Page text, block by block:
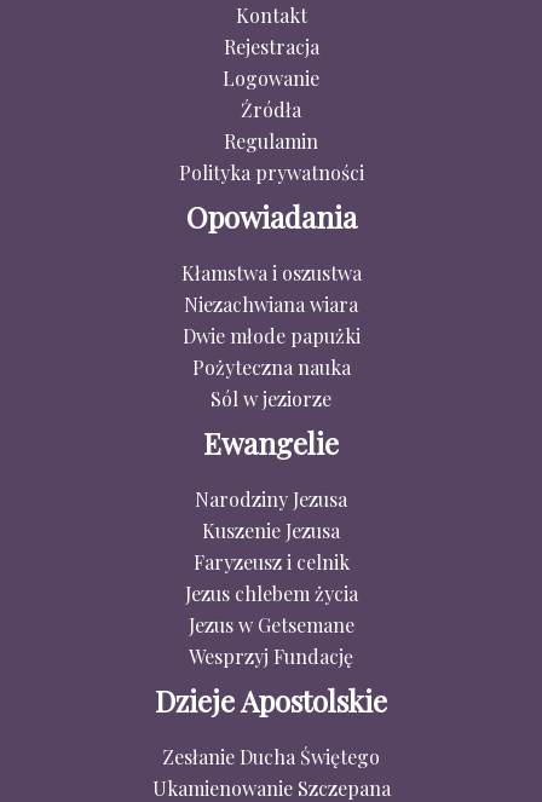
Kontakt
Rejestracja
Logowanie
Źródła
Regulamin
Polityka prywatności
Opowiadania
Kłamstwa i oszustwa
Niezachwiana wiara
Dwie młode papużki
Pożyteczna nauka
Sól w jeziorze
Ewangelie
Narodziny Jezusa
Kuszenie Jezusa
Faryzeusz i celnik
Jezus chlebem życia
Jezus w Getsemane
Wesprzyj Fundację
Dzieje Apostolskie
Zesłanie Ducha Świętego
Ukamienowanie Szczepana